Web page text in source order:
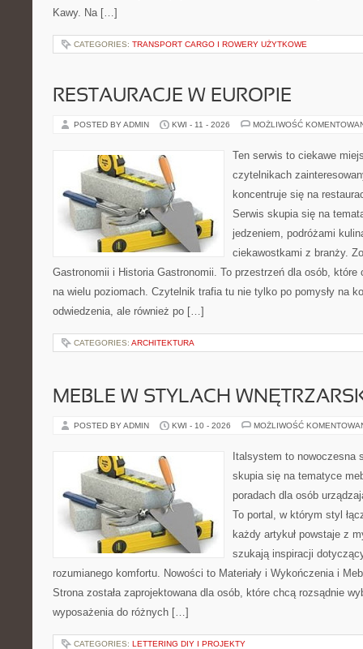
Kawy. Na […]
CATEGORIES: TRANSPORT CARGO I ROWERY UŻYTKOWE
RESTAURACJE W EUROPIE
POSTED BY ADMIN KWI - 11 - 2026 MOŻLIWOŚĆ
Ten serwis to ciekawe
czytelnikach
koncentruje się na
Serwis skupia się na
jedzeniem, podróżami
ciekawostkami z branży.
Gastronomii i Historia Gastronomii. To przestrzeń dla osób, które
na wielu poziomach. Czytelnik trafia tu nie tylko po pomysły na
odwiedzenia, ale również po […]
CATEGORIES: ARCHITEKTURA
MEBLE W STYLACH
POSTED BY ADMIN KWI - 10 - 2026 MOŻLIWOŚĆ
Italsystem to nowoczesna
skupia się na tematyce
poradach dla osób
To portal, w którym styl
każdy artykuł powstaje z
szukają inspiracji
rozumianego komfortu. Nowości to Materiały i Wykończenia i
Strona została zaprojektowana dla osób, które chcą rozsądnie
wyposażenia do różnych […]
CATEGORIES: LETTERING DIY I PROJEKTY